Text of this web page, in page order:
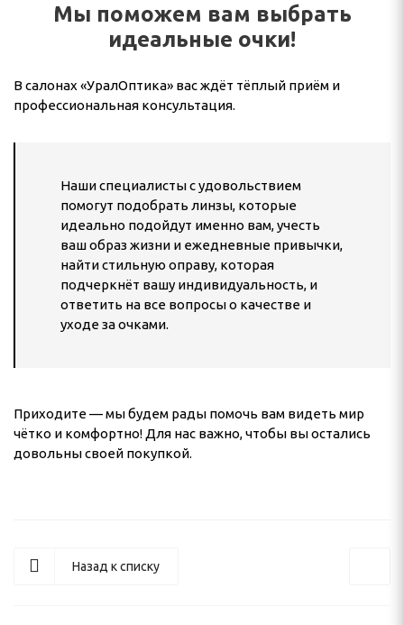
Мы поможем вам выбрать
идеальные очки!
В салонах «УралОптика» вас ждёт тёплый приём и
профессиональная консультация.
Наши специалисты с удовольствием
помогут подобрать линзы, которые
идеально подойдут именно вам, учесть
ваш образ жизни и ежедневные привычки,
найти стильную оправу, которая
подчеркнёт вашу индивидуальность, и
ответить на все вопросы о качестве и
уходе за очками.
Приходите — мы будем рады помочь вам видеть мир
чётко и комфортно! Для нас важно, чтобы вы остались
довольны своей покупкой.
Назад к списку